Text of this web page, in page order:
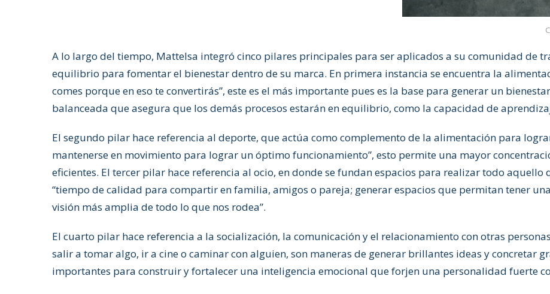
A lo largo del tiempo, Mattelsa integró cinco pilares principales para ser aplicados a su comunidad de
equilibrio para fomentar el bienestar dentro de su marca. En primera instancia se encuentra la
comes porque en eso te convertirás”, este es el más importante pues es la base para generar un
balanceada que asegura que los demás procesos estarán en equilibrio, como la capacidad de
El segundo pilar hace referencia al deporte, que actúa como complemento de la alimentación para
mantenerse en movimiento para lograr un óptimo funcionamiento”, esto permite una mayor
eficientes. El tercer pilar hace referencia al ocio, en donde se fundan espacios para realizar todo
“tiempo de calidad para compartir en familia, amigos o pareja; generar espacios que permitan tener
visión más amplia de todo lo que nos rodea”.
El cuarto pilar hace referencia a la socialización, la comunicación y el relacionamiento con otras
salir a tomar algo, ir a cine o caminar con alguien, son maneras de generar brillantes ideas y concretar
importantes para construir y fortalecer una inteligencia emocional que forjen una personalidad fuerte